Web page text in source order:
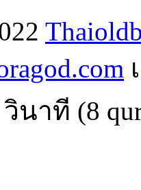
วินาที (8